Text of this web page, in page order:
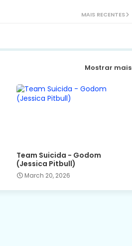
MAIS RECENTES
Mostrar mais
Team Suicida - Godom
(Jessica Pitbull)
March 20, 2026